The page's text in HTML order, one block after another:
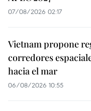
07/08/2026 02:17
Vietnam propone
corredores
hacia el mar
06/08/2026 10:55